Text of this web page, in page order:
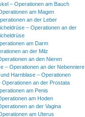
– Operationen am Bauch
am Magen
an der Leber
– Operationen an der
am Darm
an der Milz
an den Nieren
– Operationen an der Nebenniere
Harnblase – Operationen
Operationen an der Prostata
am Penis
am Hoden
an der Vagina
am Uterus